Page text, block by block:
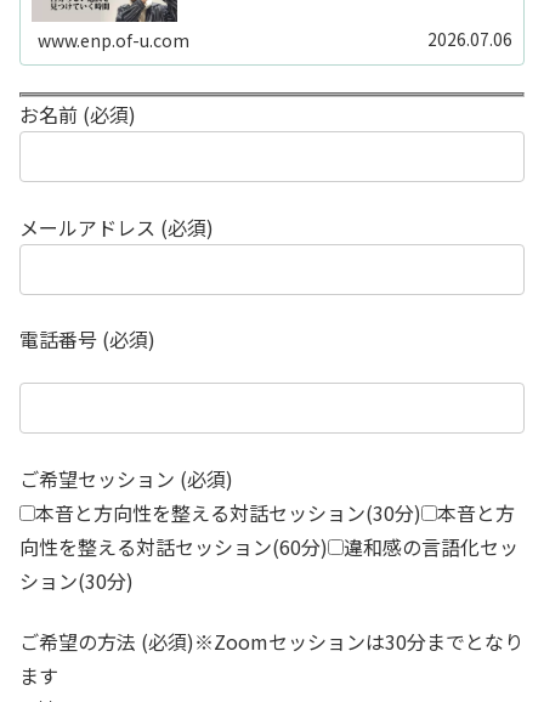
www.enp.of-u.com 2026.07.06
お名前 (必須)
メールアドレス (必須)
電話番号 (必須)
ご希望セッション (必須)
本音と方向性を整える対話セッション(30分) 本音と方
向性を整える対話セッション(60分) 違和感の言語化セッ
ション(30分)
ご希望の方法 (必須)※Zoomセッションは30分までとなり
ます